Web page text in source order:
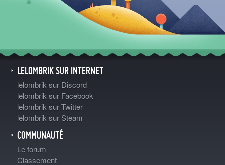
LELOMBRIK SUR INTERNET
lelombrik sur Discord
lelombrik sur Facebook
lelombrik sur Twitter
lelombrik sur Steam
COMMUNAUTÉ
Le forum
Classement